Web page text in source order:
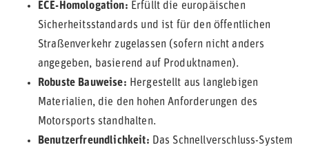
ECE-Homologation: Erfüllt die europäischen
Sicherheitsstandards und ist für den öffentlichen
Straßenverkehr zugelassen (sofern nicht anders
angegeben, basierend auf Produktnamen).
Robuste Bauweise: Hergestellt aus langlebigen
Materialien, die den hohen Anforderungen des
Motorsports standhalten.
Benutzerfreundlichkeit: Das Schnellverschluss-System